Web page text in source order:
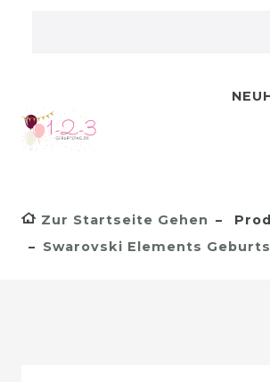
Zur Startseite Gehen
Swarovski Elements